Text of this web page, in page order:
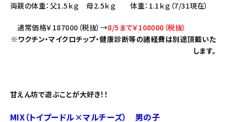
両親の体重：父1.5ｋｇ 母2.5ｋｇ 体重：1.1ｋｇ（7/31現在）
通常価格￥187000（税抜）→8/5まで￥108000（税抜）
※ワクチン・マイクロチップ・健康診断等の諸経費は別途頂戴いた
します。
甘えん坊で遊ぶことが大好き！！
MIX（トイプードル×マルチーズ） 男の子